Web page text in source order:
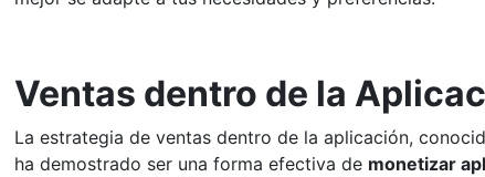
Ventas dentro de la
La estrategia de ventas dentro de la aplicación,
ha demostrado ser una forma efectiva de monetizar